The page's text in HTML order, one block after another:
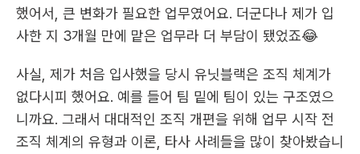
했어서, 큰 변화가 필요한 업무였어요. 더군다나 제가 입
사한 지 3개월 만에 맡은 업무라 더 부담이 됐었죠😂
사실, 제가 처음 입사했을 당시 유닛블랙은 조직 체계가
없다시피 했어요. 예를 들어 팀 밑에 팀이 있는 구조였으
니까요. 그래서 대대적인 조직 개편을 위해 업무 시작 전
조직 체계의 유형과 이론, 타사 사례들을 많이 찾아봤습니